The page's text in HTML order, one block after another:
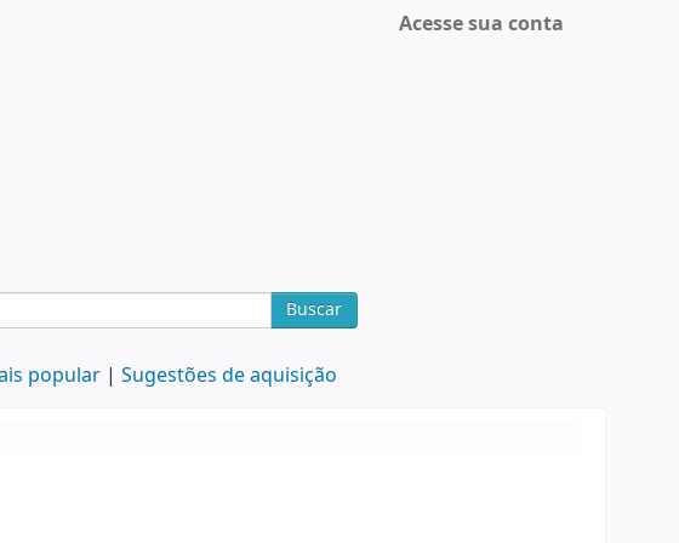
Acesse sua conta
Buscar
popular Sugestões de aquisição